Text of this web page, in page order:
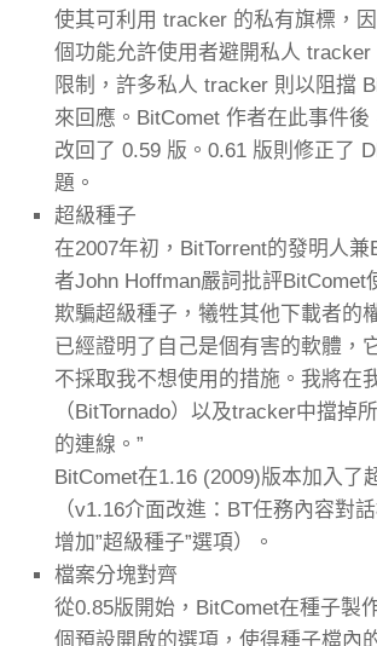
使其可利用 tracker 的私有旗標，
個功能允許使用者避開私人 tracker
限制，許多私人 tracker 則以阻擋
來回應。BitComet 作者在此事件後
改回了 0.59 版。0.61 版則修正了
題。
超級種子
在2007年初，BitTorrent的發明人兼
者John Hoffman嚴詞批評BitComet
欺騙超級種子，犧牲其他下載者的
已經證明了自己是個有害的軟體，
不採取我不想使用的措施。我將在
（BitTornado）以及tracker中擋掉
的連線。”
BitComet在1.16 (2009)版本加入了
（v1.16介面改進：BT任務內容對
增加”超級種子”選項）。
檔案分塊對齊
從0.85版開始，BitComet在種子製
個預設開啟的選項，使得種子檔內